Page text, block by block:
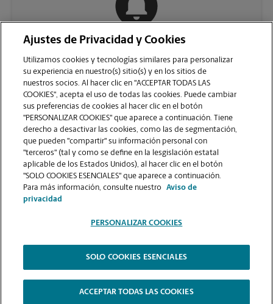
VER LA PÁGINA DE LA TIENDA
2026.
The UPS Store | Aviso de Privacidad | Términos de Uso del Sitio Web |
Contraste Alto
Ajustes de Privacidad y Cookies
Utilizamos cookies y tecnologías similares para personalizar
su experiencia en nuestro(s) sitio(s) y en los sitios de
nuestros socios. Al hacer clic en "ACCEPTAR TODAS LAS
COOKIES", acepta el uso de todas las cookies. Puede cambiar
sus preferencias de cookies al hacer clic en el botón
"PERSONALIZAR COOKIES" que aparece a continuación. Tiene
derecho a desactivar las cookies, como las de segmentación,
que pueden "compartir" su información personal con
"terceros" (tal y como se define en la lesgislación estatal
aplicable de los Estados Unidos), al hacer clic en el botón
"SOLO COOKIES ESENCIALES" que aparece a continuación.
Para más información, consulte nuestro
Aviso de
privacidad
PERSONALIZAR COOKIES
SOLO COOKIES ESENCIALES
ACCEPTAR TODAS LAS COOKIES